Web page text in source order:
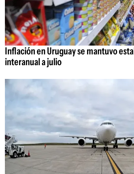
Inflación en Uruguay se mantuvo
interanual a julio